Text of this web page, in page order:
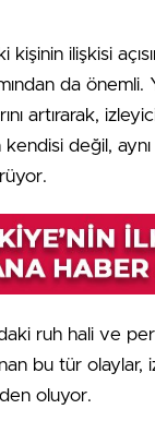
kişinin ilişkisi
da
artırarak,
değil,
ruh hali ve
bu tür olaylar,
oluyor.